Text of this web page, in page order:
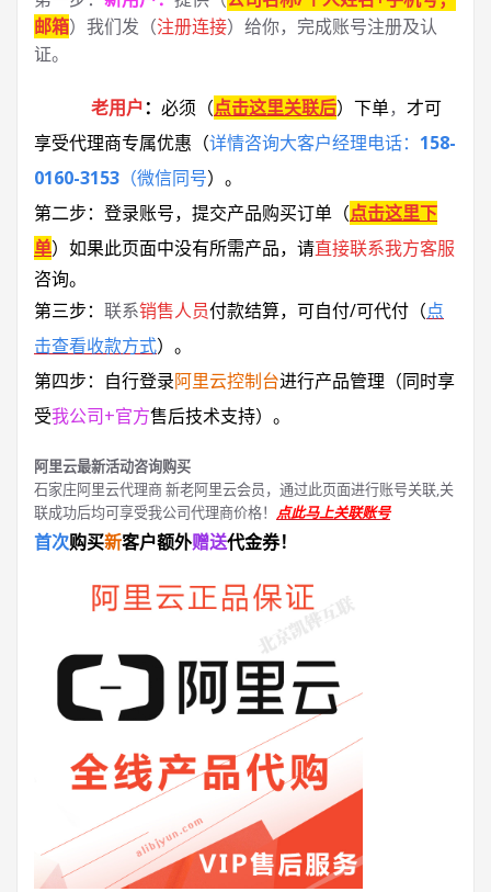
邮箱）我们发（注册连接）给你，完成账号注册及认
证。
老用户： 必须 （点击这里关联后） 下单， 才可
享受代理商专属优惠 （详情咨询大客户经理电话： 158-
0160-3153 （微信同号） 。
第二步：登录账号，提交产品购买订单（点击这里下
单） 如果此页面中没有所需产品，请直接联系我方客服
咨询。
第三步： 联系销售人员付款结算，可自付/可代付（点
击查看收款方式）。
第四步：自行登录阿里云控制台进行产品管理（同时享
受我公司+官方售后技术支持）。
阿里云最新活动咨询购买
石家庄阿里云代理商 新老阿里云会员，通过此页面进行账号关联,关
联成功后均可享受我公司代理商价格！ 点此马上关联账号
首次购买新客户额外赠送代金券！